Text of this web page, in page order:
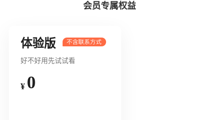
会员专属权益
体验版
好不好用先试试看
¥ 0